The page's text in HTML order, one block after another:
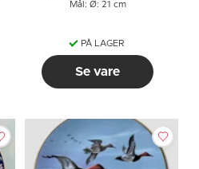
Mål: Ø: 21 cm
PÅ LAGER
Se vare